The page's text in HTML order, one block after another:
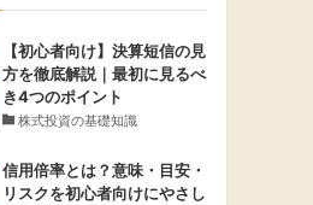
【初心者向け】決算短信の見
方を徹底解説｜最初に見るべ
き4つのポイント
株式投資の基礎知識
信用倍率とは？意味・目安・
リスクを初心者向けにやさし